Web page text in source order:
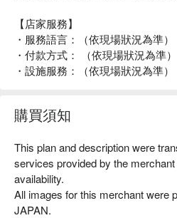
【店家服務】
・服務語言：（依現場狀況為準）
・付款方式： （依現場狀況為準）
・設施服務：（依現場狀況為準）
購買須知
This plan and description were
services provided by the
availability.
All images for this merchant were
JAPAN.